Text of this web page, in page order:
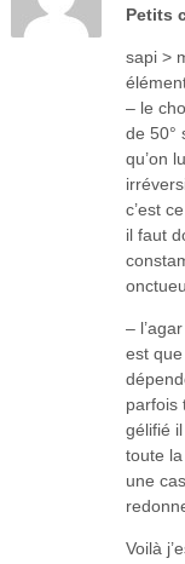
Petits
sapi >
– le
de 50°
qu’on
c’est
il faut
–
est
parfois
gélifié
toute
une
Voilà